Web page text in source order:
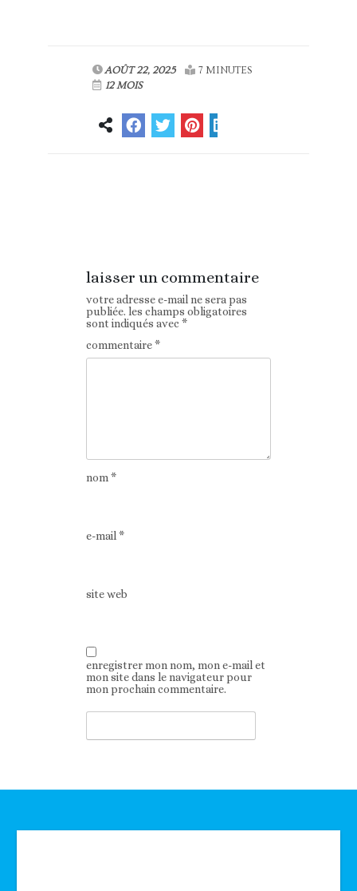
AOÛT 22, 2025
7 MINUTES
12 MOIS
laisser un commentaire
votre adresse e-mail ne sera pas
publiée. les champs obligatoires
sont indiqués avec*
commentaire*
nom*
e-mail*
site web
enregistrer mon nom, mon e-mail et
mon site dans le navigateur pour
mon prochain commentaire.